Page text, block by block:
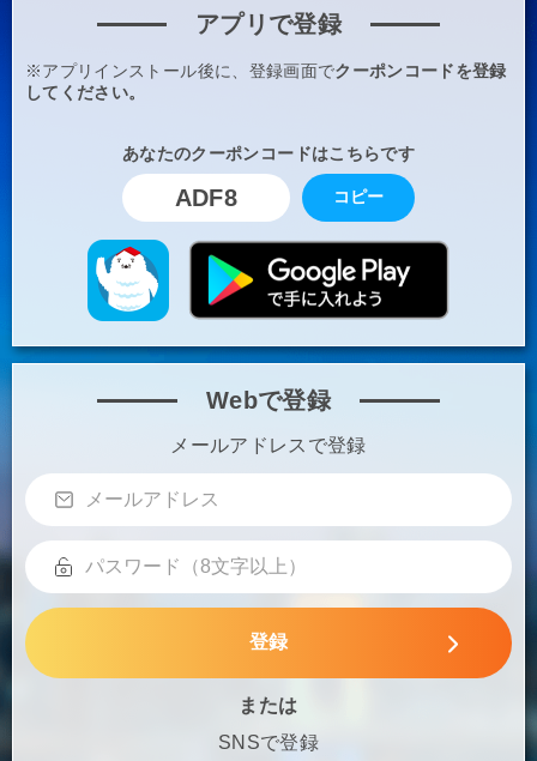
アプリで登録
※アプリインストール後に、登録画面でクーポンコードを登録
してください。
あなたのクーポンコードはこちらです
ADF8 コピー
Webで登録
メールアドレスで登録
登録
または
SNSで登録